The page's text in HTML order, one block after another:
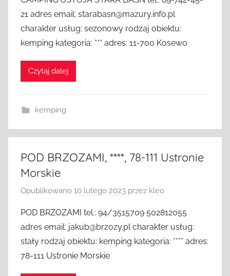
21 adres email: starabasn@mazury.info.pl
charakter usług: sezonowy rodzaj obiektu:
kemping kategoria: *** adres: 11-700 Kosewo
Czytaj dalej
kemping
POD BRZOZAMI, ****, 78-111 Ustronie
Morskie
Opublikowano 10 lutego 2023 przez kleo
POD BRZOZAMI tel.: 94/3515709 502812055
adres email: jakub@brzozy.pl charakter usług:
stały rodzaj obiektu: kemping kategoria: **** adres:
78-111 Ustronie Morskie